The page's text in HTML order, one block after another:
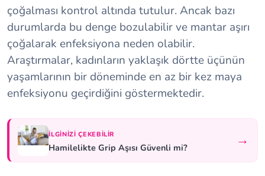
çoğalması kontrol altında tutulur. Ancak bazı
durumlarda bu denge bozulabilir ve mantar aşırı
çoğalarak enfeksiyona neden olabilir.
Araştırmalar, kadınların yaklaşık dörtte üçünün
yaşamlarının bir döneminde en az bir kez maya
enfeksiyonu geçirdiğini göstermektedir.
İLGINIZI ÇEKEBILIR
Hamilelikte Grip Aşısı Güvenli mi? →